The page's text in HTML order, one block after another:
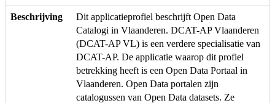
Beschrijving
Dit applicatieprofiel beschrijft Open Data
Catalogi in Vlaanderen. DCAT-AP Vlaanderen
(DCAT-AP VL) is een verdere specialisatie van
DCAT-AP. De applicatie waarop dit profiel
betrekking heeft is een Open Data Portaal in
Vlaanderen. Open Data portalen zijn
catalogussen van Open Data datasets. Ze